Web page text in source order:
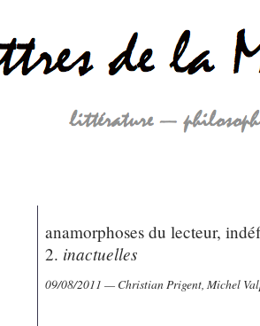
anamorphoses du lecteur,
2. inactuelles
09/08/2011 — Christian Prigent, Michel